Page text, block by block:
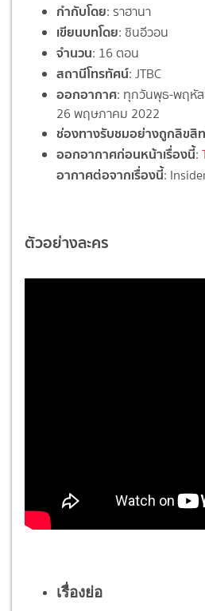
กำกับโดย: ราฮานา
เขียนบทโดย: ชินอีวอน
จำนวน: 16 ตอน
สถานีโทรทัศน์: JTBC
ออกอากาศ: ทุกวันพุธ-พฤหัส
26 พฤษภาคม 2022
ช่องทางรับชมอย่างถูกลิขสิท
ออกอากาศก่อนหน้าเรื่องนี้:
อากาศต่อจากเรื่องนี้:
ตัวอย่างละคร
เรื่องย่อ